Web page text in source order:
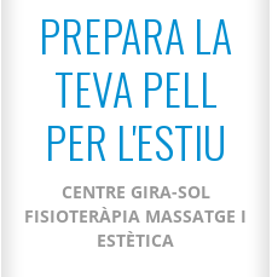
PREPARA LA
TEVA PELL
PER L'ESTIU
CENTRE GIRA-SOL
FISIOTERÀPIA MASSATGE I
ESTÈTICA